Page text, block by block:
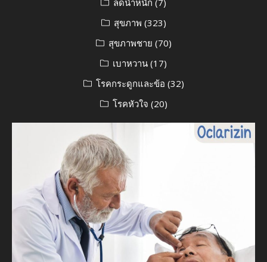
ลดน้ำหนัก (7)
สุขภาพ (323)
สุขภาพชาย (70)
เบาหวาน (17)
โรคกระดูกและข้อ (32)
โรคหัวใจ (20)